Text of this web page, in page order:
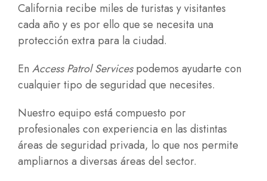
California recibe miles de turistas y visitantes
cada año y es por ello que se necesita una
protección extra para la ciudad.
En Access Patrol Servicespodemos ayudarte con
cualquier tipo de seguridad que necesites.
Nuestro equipo está compuesto por
profesionales con experiencia en las distintas
áreas de seguridad privada, lo que nos permite
ampliarnos a diversas áreas del sector.